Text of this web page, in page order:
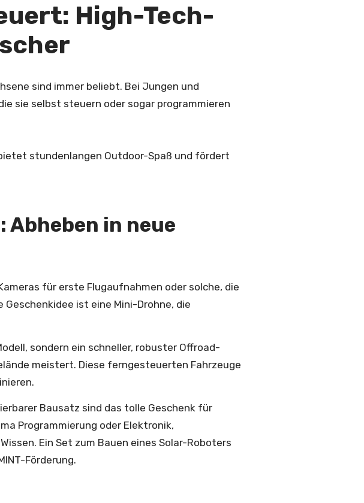
High-Tech-
sind immer beliebt. Bei Jungen und
sie selbst steuern oder sogar programmieren
stundenlangen Outdoor-Spaß und fördert
in neue
für erste Flugaufnahmen oder solche, die
ist eine Mini-Drohne, die
sondern ein schneller, robuster Offroad-
meistert. Diese ferngesteuerten Fahrzeuge
Bausatz sind das tolle Geschenk für
Programmierung oder Elektronik,
Ein Set zum Bauen eines Solar-Roboters
Förderung.